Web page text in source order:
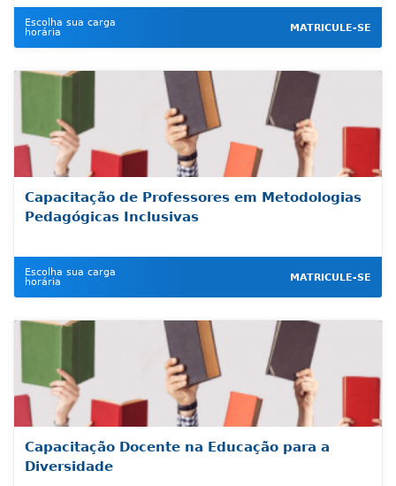
Escolha sua carga
horária
MATRICULE-SE
Capacitação de Professores em Metodologias
Pedagógicas Inclusivas
Escolha sua carga
horária
MATRICULE-SE
Capacitação Docente na Educação para a
Diversidade